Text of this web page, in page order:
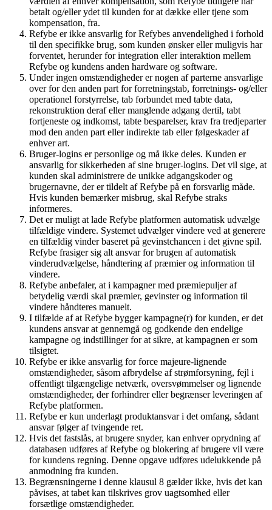
betalt og/eller ydet til kunden for at dække eller tjene som
kompensation, fra.
Refybe er ikke ansvarlig for Refybes anvendelighed i forhold
til den specifikke brug, som kunden ønsker eller muligvis har
forventet, herunder for integration eller interaktion mellem
Refybe og kundens anden hardware og software.
Under ingen omstændigheder er nogen af parterne ansvarlige
over for den anden part for forretningstab, forretnings- og/eller
operationel forstyrrelse, tab forbundet med tabte data,
rekonstruktion deraf eller manglende adgang dertil, tabt
fortjeneste og indkomst, tabte besparelser, krav fra tredjeparter
mod den anden part eller indirekte tab eller følgeskader af
enhver art.
Bruger-logins er personlige og må ikke deles. Kunden er
ansvarlig for sikkerheden af sine bruger-logins. Det vil sige, at
kunden skal administrere de unikke adgangskoder og
brugernavne, der er tildelt af Refybe på en forsvarlig måde.
Hvis kunden bemærker misbrug, skal Refybe straks
informeres.
Det er muligt at lade Refybe platformen automatisk udvælge
tilfældige vindere. Systemet udvælger vindere ved at generere
en tilfældig vinder baseret på gevinstchancen i det givne spil.
Refybe frasiger sig alt ansvar for brugen af automatisk
vinderudvælgelse, håndtering af præmier og information til
vindere.
Refybe anbefaler, at i kampagner med præmiepuljer af
betydelig værdi skal præmier, gevinster og information til
vindere håndteres manuelt.
I tilfælde af at Refybe bygger kampagne(r) for kunden, er det
kundens ansvar at gennemgå og godkende den endelige
kampagne og indstillinger for at sikre, at kampagnen er som
tilsigtet.
Refybe er ikke ansvarlig for force majeure-lignende
omstændigheder, såsom afbrydelse af strømforsyning, fejl i
offentligt tilgængelige netværk, oversvømmelser og lignende
omstændigheder, der forhindrer eller begrænser leveringen af
Refybe platformen.
Refybe er kun underlagt produktansvar i det omfang, sådant
ansvar følger af tvingende ret.
Hvis det fastslås, at brugere snyder, kan enhver oprydning af
databasen udføres af Refybe og blokering af brugere vil være
for kundens regning. Denne opgave udføres udelukkende på
anmodning fra kunden.
Begrænsningerne i denne klausul 8 gælder ikke, hvis det kan
påvises, at tabet kan tilskrives grov uagtsomhed eller
forsætlige omstændigheder.